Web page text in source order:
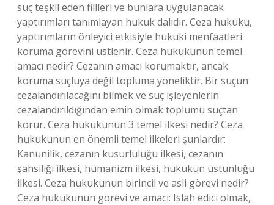
suç teşkil eden fiilleri ve bunlara uygulanacak
yaptırımları tanımlayan hukuk dalıdır. Ceza hukuku,
yaptırımların önleyici etkisiyle hukuki menfaatleri
koruma görevini üstlenir. Ceza hukukunun temel
amacı nedir? Cezanın amacı korumaktır, ancak
koruma suçluya değil topluma yöneliktir. Bir suçun
cezalandırılacağını bilmek ve suç işleyenlerin
cezalandırıldığından emin olmak toplumu suçtan
korur. Ceza hukukunun 3 temel ilkesi nedir? Ceza
hukukunun en önemli temel ilkeleri şunlardır:
Kanunilik, cezanın kusurluluğu ilkesi, cezanın
şahsiliği ilkesi, hümanizm ilkesi, hukukun üstünlüğü
ilkesi. Ceza hukukunun birincil ve asli görevi nedir?
Ceza hukukunun görevi ve amacı: Islah edici olmak,